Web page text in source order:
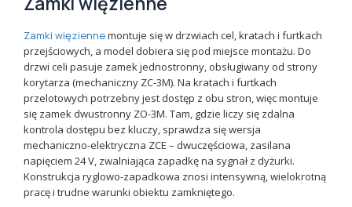
Zamki więziennemontuje się w drzwiach cel, kratach i furtkach
przejściowych, a model dobiera się pod miejsce montażu. Do
drzwi celi pasuje zamek jednostronny, obsługiwany od strony
korytarza (mechaniczny ZC-3M). Na kratach i furtkach
przelotowych potrzebny jest dostęp z obu stron, więc montuje
się zamek dwustronny ZO-3M. Tam, gdzie liczy się zdalna
kontrola dostępu bez kluczy, sprawdza się wersja
mechaniczno-elektryczna ZCE – dwuczęściowa, zasilana
napięciem 24 V, zwalniająca zapadkę na sygnał z dyżurki.
Konstrukcja ryglowo-zapadkowa znosi intensywną, wielokrotną
pracę i trudne warunki obiektu zamkniętego.